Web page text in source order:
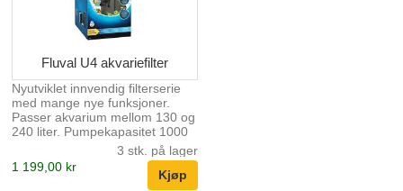
Fluval U4 akvariefilter
Nyutviklet innvendig filterserie
med mange nye funksjoner.
Passer akvarium mellom 130 og
240 liter. Pumpekapasitet 1000
3 stk. på lager
1 199,00 kr